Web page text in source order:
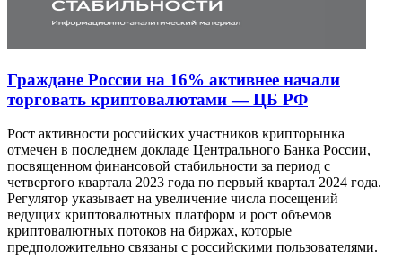
Граждане России на 16% активнее начали
торговать криптовалютами — ЦБ РФ
Рост активности российских участников крипторынка
отмечен в последнем докладе Центрального Банка России,
посвященном финансовой стабильности за период с
четвертого квартала 2023 года по первый квартал 2024 года.
Регулятор указывает на увеличение числа посещений
ведущих криптовалютных платформ и рост объемов
криптовалютных потоков на биржах, которые
предположительно связаны с российскими пользователями.